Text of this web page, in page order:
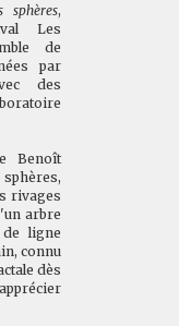
sphères,
Les
de
par
des
Benoît
rivages
arbre
ligne
connu
dès